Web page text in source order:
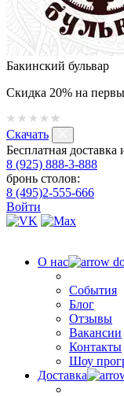
Бакинский бульвар
Скидка 20% на
Скачать
Бесплатная доставка
8 (925) 888-3-888
бронь столов:
8 (495)2-555-666
Войти
О нас
События
Блог
Отзывы
Вакансии
Контакты
Шоу
Доставка